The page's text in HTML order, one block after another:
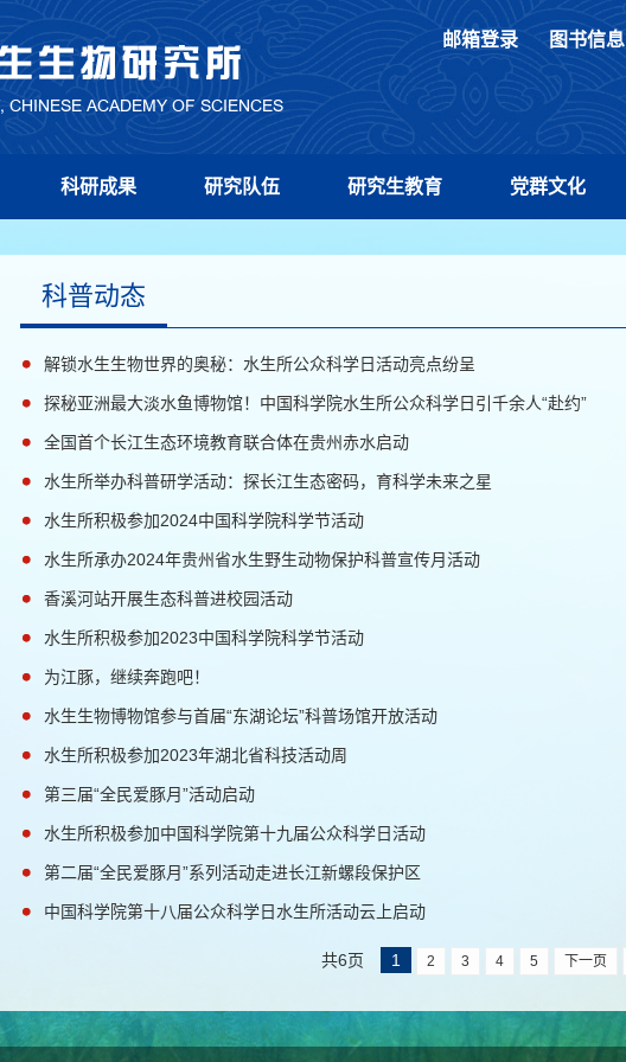
邮箱登录 图书信息
科研成果 研究队伍 研究生教育 党群文化
科普动态
解锁水生生物世界的奥秘：水生所公众科学日活动亮点纷呈
探秘亚洲最大淡水鱼博物馆！中国科学院水生所公众科学日引千余人“赴约”
全国首个长江生态环境教育联合体在贵州赤水启动
水生所举办科普研学活动：探长江生态密码，育科学未来之星
水生所积极参加2024中国科学院科学节活动
水生所承办2024年贵州省水生野生动物保护科普宣传月活动
香溪河站开展生态科普进校园活动
水生所积极参加2023中国科学院科学节活动
为江豚，继续奔跑吧！
水生生物博物馆参与首届“东湖论坛”科普场馆开放活动
水生所积极参加2023年湖北省科技活动周
第三届“全民爱豚月”活动启动
水生所积极参加中国科学院第十九届公众科学日活动
第二届“全民爱豚月”系列活动走进长江新螺段保护区
中国科学院第十八届公众科学日水生所活动云上启动
共6页 1 2 3 4 5 下一页